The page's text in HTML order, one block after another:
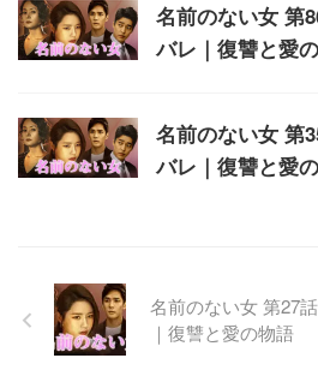
名前のない女 第
バレ｜復讐と愛
名前のない女 第
バレ｜復讐と愛
名前のない女 第27
｜復讐と愛の物語